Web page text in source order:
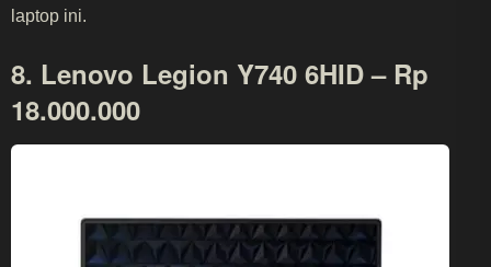
laptop ini.
8. Lenovo Legion Y740 6HID – Rp
18.000.000